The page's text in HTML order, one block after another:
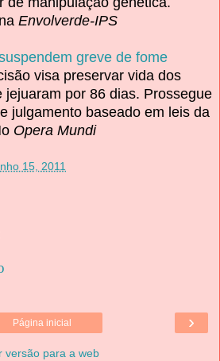
Envolverde-IPS
greve de fome
visa preservar vida dos
jejuaram por 86 dias. Prossegue
julgamento baseado em leis da
Opera Mundi
15, 2011
›
Página inicial
versão para a web